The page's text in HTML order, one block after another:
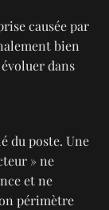
causée par
bien
dans
du poste. Une
» ne
et ne
périmètre